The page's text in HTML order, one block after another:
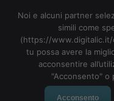
Noi e alcuni partner
simili come
(https://
tu possa avere la
acconsentire
"Acconsento" o
Acconsento